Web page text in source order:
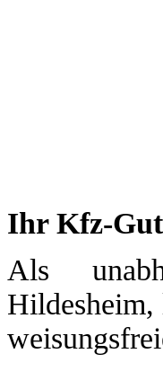
Ihr Kfz-
Als
Hildesheim,